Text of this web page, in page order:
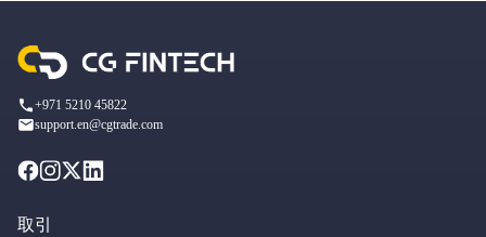
+971 5210 45822
support.en@cgtrade.com
取引